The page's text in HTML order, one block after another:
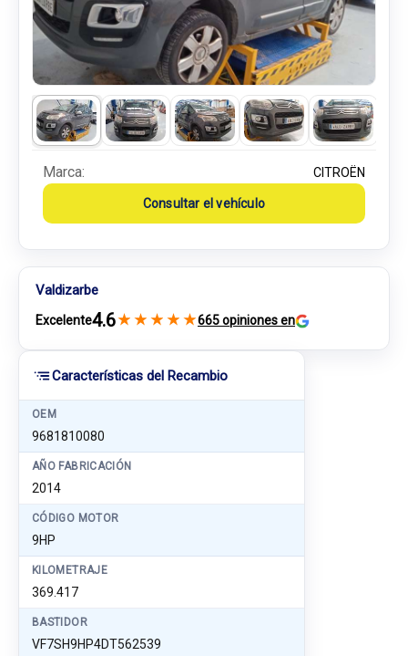
Características del Recambio
OEM
9681810080
AÑO FABRICACIÓN
2014
CÓDIGO MOTOR
9HP
KILOMETRAJE
369.417
BASTIDOR
VF7SH9HP4DT562539
Marca: CITROËN
Consultar el vehículo
Valdizarbe
Excelente4.6★ ★ ★ ★ ★665 opiniones en